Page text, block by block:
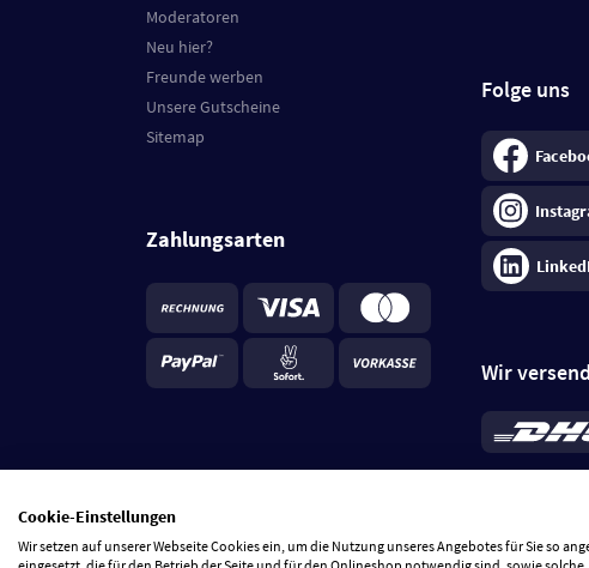
Moderatoren
Neu hier?
Freunde werben
Unsere Gutscheine
Sitemap
Zahlungsarten
Folge uns
Wir
*Standard
je
Cookie-Einstellungen
Wir setzen auf unserer Webseite Cookies ein, um die Nutzung unseres Angebotes für Sie so